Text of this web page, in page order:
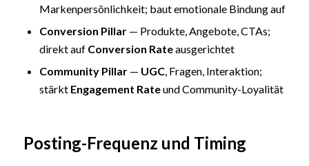
Markenpersönlichkeit; baut emotionale Bindung auf
Conversion Pillar— Produkte, Angebote, CTAs;
direkt auf Conversion Rateausgerichtet
Community Pillar— UGC, Fragen, Interaktion;
stärkt Engagement Rateund Community-Loyalität
Posting-Frequenz und Timing